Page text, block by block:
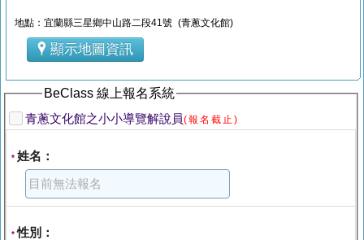
地點：宜蘭縣三星鄉中山路二段41號 (青蔥文化館)
顯示地圖資訊
BeClass 線上報名系統
青蔥文化館之小小導覽解說員(報名截止)
* 姓名：
*性別：